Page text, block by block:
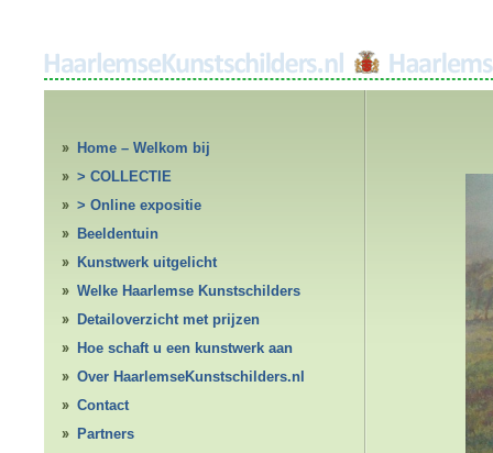
Home – Welkom bij
HaarlemseKunstschilders.nl
> COLLECTIE
> Online expositie
Beeldentuin
Kunstwerk uitgelicht
Welke Haarlemse Kunstschilders
Detailoverzicht met prijzen
Hoe schaft u een kunstwerk aan
Over HaarlemseKunstschilders.nl
Contact
Partners